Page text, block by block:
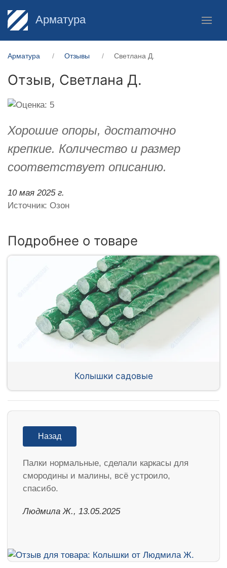
Арматура
Арматура Отзывы Светлана Д.
Отзыв, Светлана Д.
Хорошие опоры, достаточно
крепкие. Количество и размер
соответствует описанию.
10 мая 2025 г.
Источник: Озон
Подробнее о товаре
Колышки садовые
Назад
Палки нормальные, сделали каркасы для
смородины и малины, всё устроило,
спасибо.
Людмила Ж., 13.05.2025